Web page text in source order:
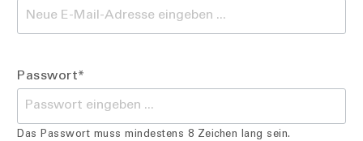
Passwort*
Das Passwort muss mindestens 8 Zeichen lang sein.